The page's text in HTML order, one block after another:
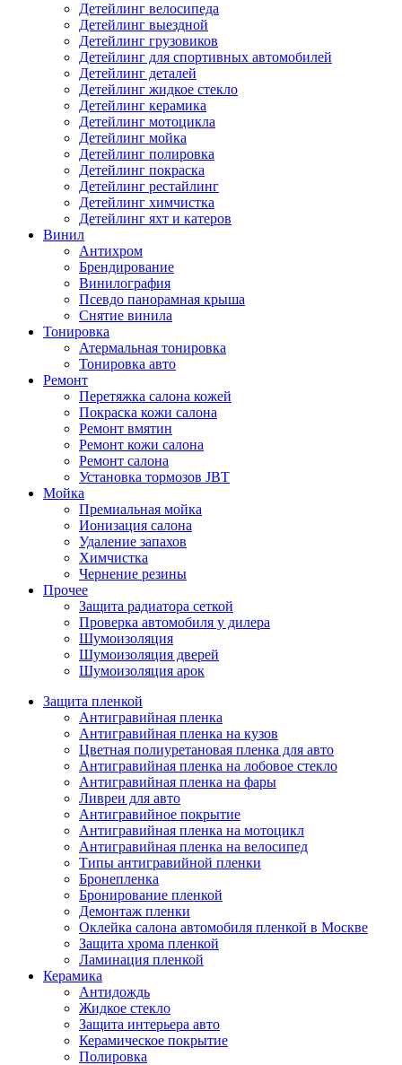
Детейлинг велосипеда
Детейлинг выездной
Детейлинг грузовиков
Детейлинг для спортивных автомобилей
Детейлинг деталей
Детейлинг жидкое стекло
Детейлинг керамика
Детейлинг мотоцикла
Детейлинг мойка
Детейлинг полировка
Детейлинг покраска
Детейлинг рестайлинг
Детейлинг химчистка
Детейлинг яхт и катеров
Винил
Антихром
Брендирование
Винилография
Псевдо панорамная крыша
Снятие винила
Тонировка
Атермальная тонировка
Тонировка авто
Ремонт
Перетяжка салона кожей
Покраска кожи салона
Ремонт вмятин
Ремонт кожи салона
Ремонт салона
Установка тормозов JBT
Мойка
Премиальная мойка
Ионизация салона
Удаление запахов
Химчистка
Чернение резины
Прочее
Защита радиатора сеткой
Проверка автомобиля у дилера
Шумоизоляция
Шумоизоляция дверей
Шумоизоляция арок
Защита пленкой
Антигравийная пленка
Антигравийная пленка на кузов
Цветная полиуретановая пленка для авто
Антигравийная пленка на лобовое стекло
Антигравийная пленка на фары
Ливреи для авто
Антигравийное покрытие
Антигравийная пленка на мотоцикл
Антигравийная пленка на велосипед
Типы антигравийной пленки
Бронепленка
Бронирование пленкой
Демонтаж пленки
Оклейка салона автомобиля пленкой в Москве
Защита хрома пленкой
Ламинация пленкой
Керамика
Антидождь
Жидкое стекло
Защита интерьера авто
Керамическое покрытие
Полировка